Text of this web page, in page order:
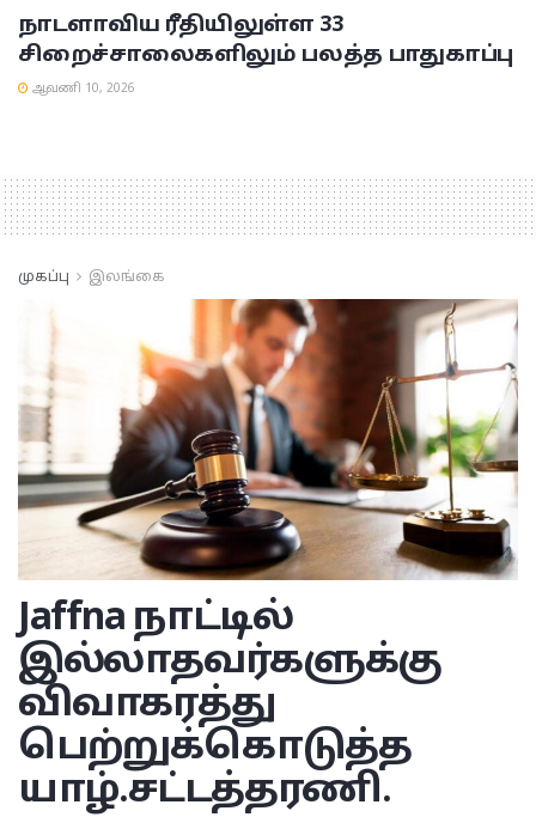
நாடளாவிய ரீதியிலுள்ள 33
சிறைச்சாலைகளிலும் பலத்த பாதுகாப்பு
ஆவணி 10, 2026
முகப்பு இலங்கை
Jaffna நாட்டில்
இல்லாதவர்களுக்கு
விவாகரத்து
பெற்றுக்கொடுத்த
யாழ்.சட்டத்தரணி.